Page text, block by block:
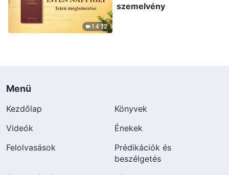
14:32
szemelvény
Menü
Kezdőlap
Könyvek
Videók
Énekek
Felolvasások
Prédikációk és
beszélgetés